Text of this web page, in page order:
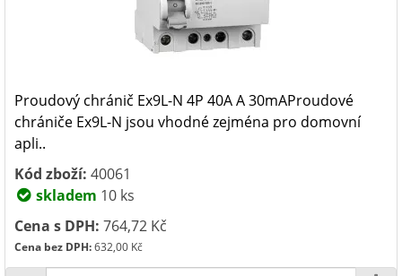
Proudový chránič Ex9L-N 4P 40A A 30mAProudové
chrániče Ex9L-N jsou vhodné zejména pro domovní
apli..
Kód zboží: 40061
skladem 10 ks
Cena s DPH: 764,72 Kč
Cena bez DPH:632,00 Kč